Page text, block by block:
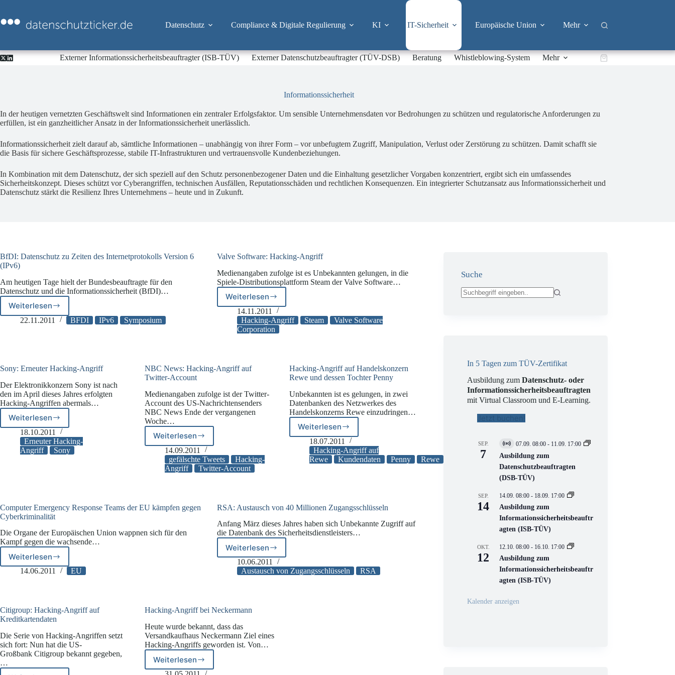
springen
Datenschutz Compliance & Digitale Regulierung KI IT-Sicherheit Europäische Union Mehr
Externer Informationssicherheitsbeauftragter (ISB-TÜV) Externer Datenschutzbeauftragter (TÜV-DSB) Beratung Whistleblowing-System Mehr Warenkorb
Informationssicherheit
In der heutigen vernetzten Geschäftswelt sind Informationen ein zentraler Erfolgsfaktor. Um sensible Unternehmensdaten vor Bedrohungen zu schützen und regulatorische Anforderungen zu
erfüllen, ist ein ganzheitlicher Ansatz in der Informationssicherheit unerlässlich.
Informationssicherheit zielt darauf ab, sämtliche Informationen – unabhängig von ihrer Form – vor unbefugtem Zugriff, Manipulation, Verlust oder Zerstörung zu schützen. Damit schafft sie
die Basis für sichere Geschäftsprozesse, stabile IT-Infrastrukturen und vertrauensvolle Kundenbeziehungen.
In Kombination mit dem Datenschutz, der sich speziell auf den Schutz personenbezogener Daten und die Einhaltung gesetzlicher Vorgaben konzentriert, ergibt sich ein umfassendes
Sicherheitskonzept. Dieses schützt vor Cyberangriffen, technischen Ausfällen, Reputationsschäden und rechtlichen Konsequenzen. Ein integrierter Schutzansatz aus Informationssicherheit und
Datenschutz stärkt die Resilienz Ihres Unternehmens – heute und in Zukunft.
BfDI: Datenschutz zu Zeiten des Internetprotokolls Version 6
(IPv6)
Am heutigen Tage hielt der Bundesbeauftragte für den
Datenschutz und die Informationssicherheit (BfDI)…
Weiterlesen
BfDI:
Datenschutz
Version
(IPv6)
22.11.2011 BFDI IPv6 Symposium
Valve Software: Hacking-Angriff
Medienangaben zufolge ist es Unbekannten gelungen, in die
Spiele-Distributionsplattform Steam der Valve Software…
Weiterlesen
Valve
Software:
Hacking-
Angriff
14.11.2011
Hacking-Angriff
Steam
Valve Software
Corporation
Sony: Erneuter Hacking-Angriff
Der Elektronikkonzern Sony ist nach
den im April dieses Jahres erfolgten
Hacking-Angriffen abermals…
Weiterlesen
Sony:
Erneuter
Hacking-
Angriff
18.10.2011
Erneuter Hacking-
Angriff
Sony
NBC News: Hacking-Angriff auf
Twitter-Account
Medienangaben zufolge ist der Twitter-
Account des US-Nachrichtensenders
NBC News Ende der vergangenen
Woche…
Weiterlesen
NBC
News:
Hacking-
Angriff
14.09.2011
gefälschte Tweets
Hacking-
Angriff
Twitter-Account
Hacking-Angriff auf Handelskonzern
Rewe und dessen Tochter Penny
Unbekannten ist es gelungen, in zwei
Datenbanken des Netzwerkes des
Handelskonzerns Rewe einzudringen…
Weiterlesen
Hacking-
Angriff
auf
Handelskonzern
Penny
18.07.2011
Hacking-Angriff auf
Rewe
Kundendaten Penny Rewe
Computer Emergency Response Teams der EU kämpfen gegen
Cyberkriminalität
Die Organe der Europäischen Union wappnen sich für den
Kampf gegen die wachsende…
Weiterlesen
Computer
Emergency
EU
kämpfen
Cyberkriminalität
14.06.2011 EU
RSA: Austausch von 40 Millionen Zugangsschlüsseln
Anfang März dieses Jahres haben sich Unbekannte Zugriff auf
die Datenbank des Sicherheitsdienstleisters…
Weiterlesen
RSA:
Austausch
von
10.06.2011
Austausch von Zugangsschlüsseln
RSA
Citigroup: Hacking-Angriff auf
Kreditkartendaten
Die Serie von Hacking-Angriffen setzt
sich fort: Nun hat die US-
Großbank Citigroup bekannt gegeben,
…
Hacking-Angriff bei Neckermann
Heute wurde bekannt, dass das
Versandkaufhaus Neckermann Ziel eines
Hacking-Angriffs geworden ist. Von…
Weiterlesen
Hacking-
Angriff
Suche
In 5 Tagen zum TÜV-Zertifikat
Ausbildung zumDatenschutz- oder
Informationssicherheitsbeauftragten
mit Virtual Classroom und E-Learning.
Jetzt buchen!
SEP.
7
V
i
t
u
l
V
e
r
n
s
t
a
t
n
07.09. 08:00 - 11.09. 17:00
Ausbildung zum
Datenschutzbeauftragten
(DSB-TÜV)
SEP.
14
14.09. 08:00 - 18.09. 17:00
Ausbildung zum
Informationssicherheitsbeauftr
agten (ISB-TÜV)
OKT.
12
12.10. 08:00 - 16.10. 17:00
Ausbildung zum
Informationssicherheitsbeauftr
agten (ISB-TÜV)
Kalender anzeigen